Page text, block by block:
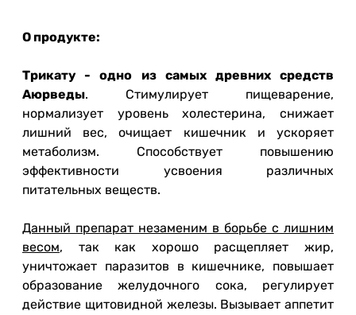
О продукте:
Трикату - одно из самых древних средств
Аюрведы. Стимулирует пищеварение,
нормализует уровень холестерина, снижает
лишний вес, очищает кишечник и ускоряет
метаболизм. Способствует повышению
эффективности усвоения различных
питательных веществ.
Данный препарат незаменим в борьбе с лишним
весом, так как хорошо расщепляет жир,
уничтожает паразитов в кишечнике, повышает
образование желудочного сока, регулирует
действие щитовидной железы. Вызывает аппетит